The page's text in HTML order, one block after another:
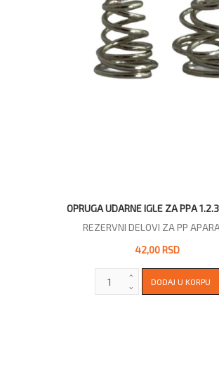
OPRUGA UDARNE IGLE ZA PPA
REZERVNI DELOVI ZA PP
42,00 RSD